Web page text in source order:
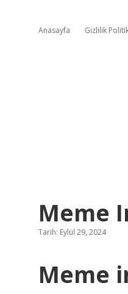
Anasayfa Gizlilik
Meme
Tarih: Eylül 29, 2024
Meme